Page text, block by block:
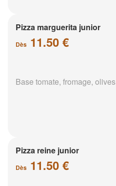
Pizza marguerita junior
Dès 11.50 €
Base tomate, fromage, olives
Pizza reine junior
Dès 11.50 €